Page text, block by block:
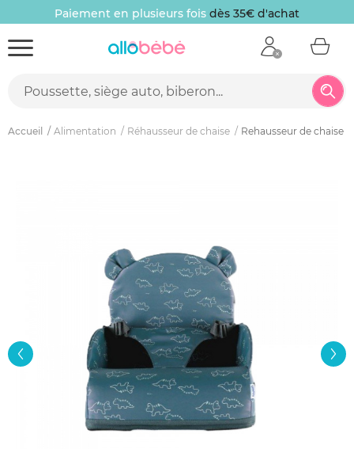
Paiement en plusieurs fois dès 35€ d'achat
Accueil Alimentation Réhausseur de chaise Rehausseur de chaise